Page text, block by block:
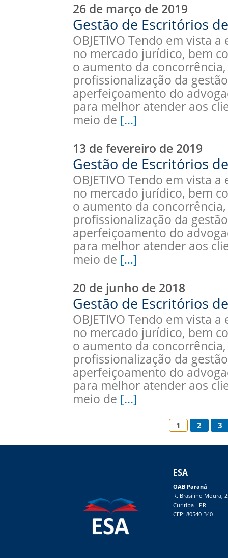
26 de março de 2019
Gestão de Escritórios
OBJETIVO Tendo em vista
no mercado jurídico, bem
o aumento da
profissionalização da
aperfeiçoamento do
para melhor atender aos
meio de […]
13 de fevereiro de 2019
Gestão de Escritórios
OBJETIVO Tendo em vista
no mercado jurídico, bem
o aumento da
profissionalização da
aperfeiçoamento do
para melhor atender aos
meio de […]
20 de junho de 2018
Gestão de Escritórios
OBJETIVO Tendo em vista
no mercado jurídico, bem
o aumento da
profissionalização da
aperfeiçoamento do
para melhor atender aos
meio de […]
1 2 3
ESA
OAB Paraná
R. Brasilino Moura,
Curitiba - PR
CEP: 80540-340